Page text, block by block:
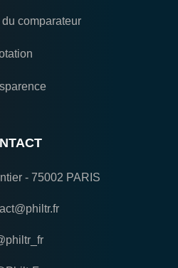
comparateur
- 75002 PARIS